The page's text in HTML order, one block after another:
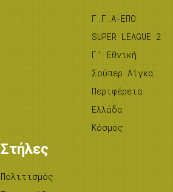
Γ.Γ.Α-ΕΠΟ
SUPER LEAGUE 2
Γ’ Εθνική
Σούπερ Λίγκα
Περιφέρεια
Ελλάδα
Κόσμος
Στήλες
Πολιτισμός